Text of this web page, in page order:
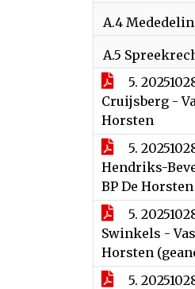
A.4
A.5
5.
Cruijsberg -
Horsten
5.
Hendriks-
BP De Horsten
5.
Swinkels -
Horsten
5.